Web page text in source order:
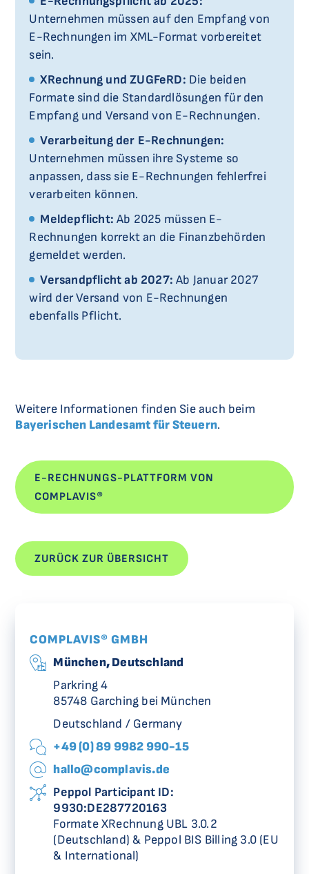
Unternehmen müssen auf den Empfang von
E-Rechnungen im XML-Format vorbereitet
sein.
XRechnung und ZUGFeRD: Die beiden
Formate sind die Standardlösungen für den
Empfang und Versand von E-Rechnungen.
Verarbeitung der E-Rechnungen:
Unternehmen müssen ihre Systeme so
anpassen, dass sie E-Rechnungen fehlerfrei
verarbeiten können.
Meldepflicht: Ab 2025 müssen E-
Rechnungen korrekt an die Finanzbehörden
gemeldet werden.
Versandpflicht ab 2027: Ab Januar 2027
wird der Versand von E-Rechnungen
ebenfalls Pflicht.
Weitere Informationen finden Sie auch beim
Bayerischen Landesamt für Steuern.
E-RECHNUNGS-PLATTFORM VON
COMPLAVIS®
ZURÜCK ZUR ÜBERSICHT
COMPLAVIS® GMBH
München, Deutschland
Parkring 4
85748 Garching bei München
Deutschland / Germany
+49 (0) 89 9982 990-15
hallo@complavis.de
Peppol Participant ID:
9930:DE287720163
Formate XRechnung UBL 3.0.2
(Deutschland) & Peppol BIS Billing 3.0 (EU
& International)